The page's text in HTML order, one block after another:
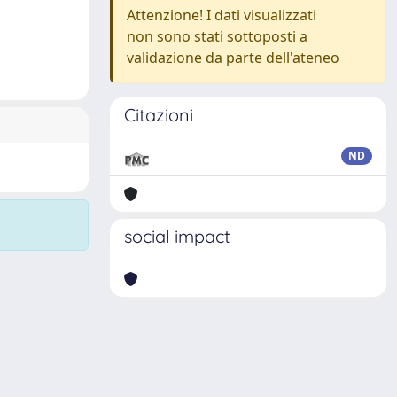
Attenzione! I dati visualizzati
non sono stati sottoposti a
validazione da parte dell'ateneo
Citazioni
ND
social impact